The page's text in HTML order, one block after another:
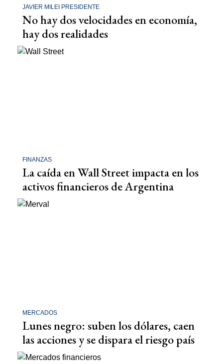
JAVIER MILEI PRESIDENTE
No hay dos velocidades en economía,
hay dos realidades
FINANZAS
La caída en Wall Street impacta en los
activos financieros de Argentina
MERCADOS
Lunes negro: suben los dólares, caen
las acciones y se dispara el riesgo país